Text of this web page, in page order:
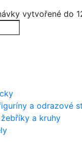
vytvořené do
a odrazové
a kruhy